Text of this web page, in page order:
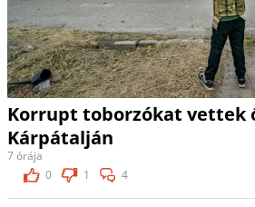
Korrupt toborzókat vettek
Kárpátalján
7 órája
0
1 4